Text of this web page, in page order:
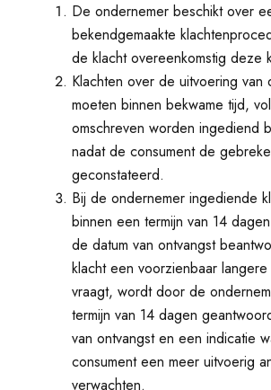
De ondernemer beschikt over
bekendgemaakte
de klacht overeenkomstig deze
Klachten over de uitvoering van
moeten binnen bekwame tijd,
omschreven worden ingediend
nadat de consument de
geconstateerd.
Bij de ondernemer ingediende
binnen een termijn van 14
de datum van ontvangst
klacht een voorzienbaar
vraagt, wordt door de
termijn van 14 dagen
van ontvangst en een indicatie
consument een meer uitvoerig
verwachten.